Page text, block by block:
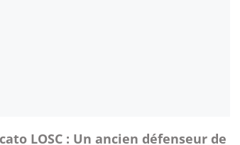
LOSC : Un ancien défenseur de